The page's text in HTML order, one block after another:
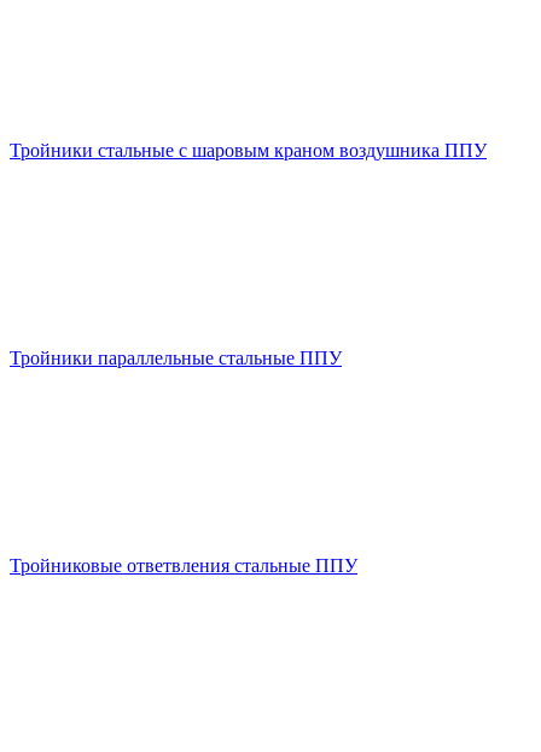
Тройники стальные с шаровым краном воздушника ППУ
Тройники параллельные стальные ППУ
Тройниковые ответвления стальные ППУ